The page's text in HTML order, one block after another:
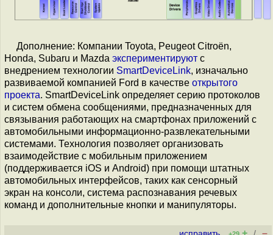
Дополнение: Компании Toyota, Peugeot Citroën,
Honda, Subaru и Mazda экспериментируют с
внедрением технологии SmartDeviceLink, изначально
развиваемой компанией Ford в качестве открытого
проекта. SmartDeviceLink определяет серию протоколов
и систем обмена сообщениями, предназначенных для
связывания работающих на смартфонах приложений с
автомобильными информационно-развлекательными
системами. Технология позволяет организовать
взаимодействие с мобильным приложением
(поддерживается iOS и Android) при помощи штатных
автомобильных интерфейсов, таких как сенсорный
экран на консоли, система распознавания речевых
команд и дополнительные кнопки и манипуляторы.
+ –